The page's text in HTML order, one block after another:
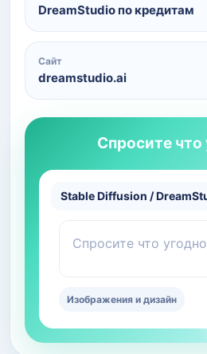
DreamStudio по кредитам
Сайт
dreamstudio.ai
Спросите что
Stable Diffusion /
Спросите что
Изображения и дизайн